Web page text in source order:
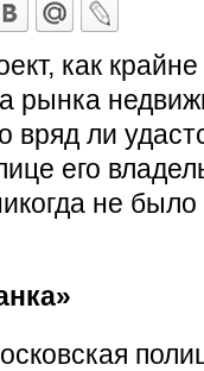
как
рынка
вряд ли
его
не было